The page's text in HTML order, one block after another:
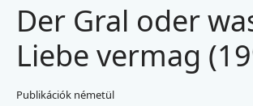
Der Gral oder
Liebe vermag
Publikációk németül